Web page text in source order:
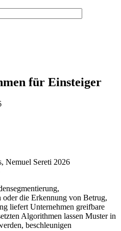
für Einsteiger
oder die Erkennung von Betrug,
liefert Unternehmen greifbare
Algorithmen lassen Muster in
beschleunigen